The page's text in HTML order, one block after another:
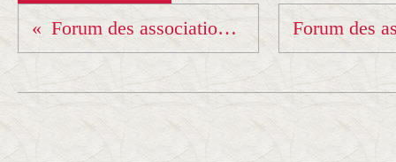
Forum des associations et fête du sport